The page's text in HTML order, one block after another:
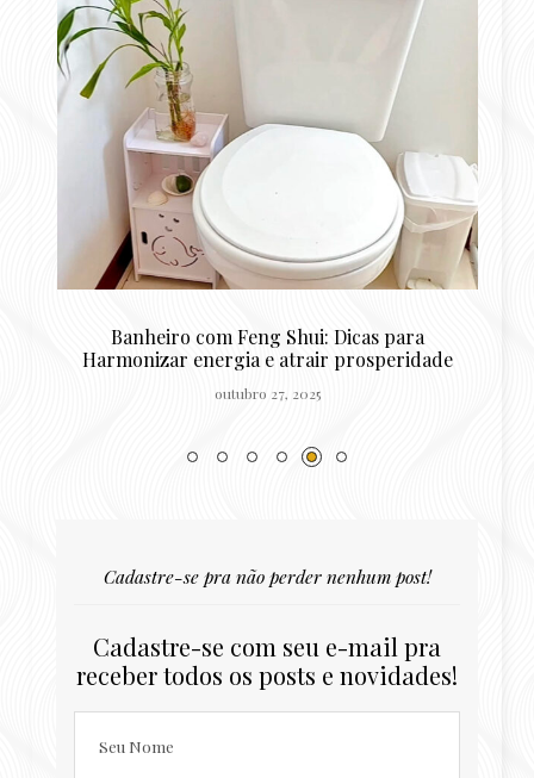
Banheiro com Feng Shui: Dicas para
Harmonizar energia e atrair prosperidade
outubro 27, 2025
Cadastre-se pra não perder nenhum post!
Cadastre-se com seu e-mail pra
receber todos os posts e novidades!
Seu Nome